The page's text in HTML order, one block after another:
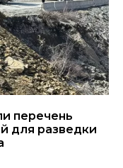
перечень
для разведки